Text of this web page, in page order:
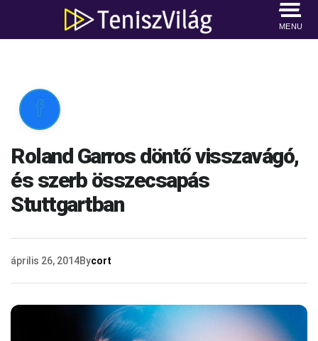
MENU

Roland Garros döntő visszavágó,
és szerb összecsapás
Stuttgartban
április 26, 2014Bycort